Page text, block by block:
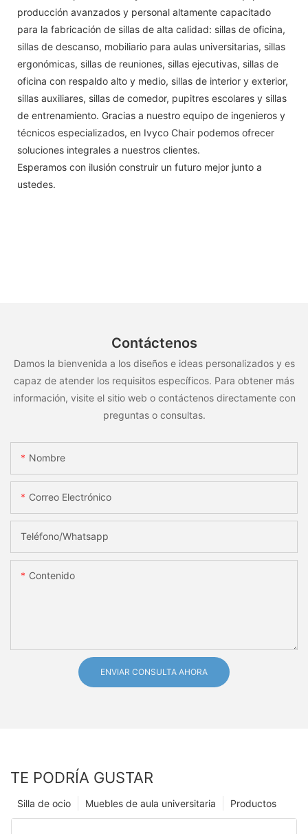
producción avanzados y personal altamente capacitado
para la fabricación de sillas de alta calidad: sillas de oficina,
sillas de descanso, mobiliario para aulas universitarias, sillas
ergonómicas, sillas de reuniones, sillas ejecutivas, sillas de
oficina con respaldo alto y medio, sillas de interior y exterior,
sillas auxiliares, sillas de comedor, pupitres escolares y sillas
de entrenamiento. Gracias a nuestro equipo de ingenieros y
técnicos especializados, en Ivyco Chair podemos ofrecer
soluciones integrales a nuestros clientes.
Esperamos con ilusión construir un futuro mejor junto a
ustedes.
Contáctenos
Damos la bienvenida a los diseños e ideas personalizados y es
capaz de atender los requisitos específicos. Para obtener más
información, visite el sitio web o contáctenos directamente con
preguntas o consultas.
Nombre
Correo Electrónico
Teléfono/whatsapp
Contenido
ENVIAR CONSULTA AHORA
TE PODRÍA GUSTAR
Productos
Muebles de aula universitaria
Silla de ocio